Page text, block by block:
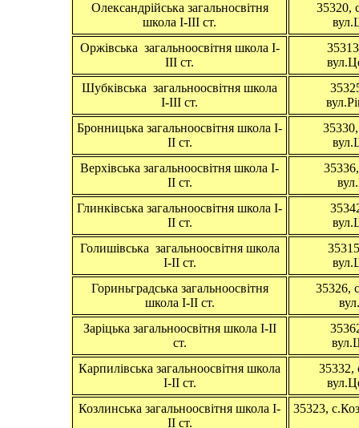
Олександрійська загальносвітня
школа І-ІІІ ст.
35320,
Оржівська загальноосвітня школа І-
ІІІ ст.
Шубківська загальноосвітня школа
І-ІІІ ст.
Бронницька загальноосвітня школа І-
ІІ ст.
Верхівська загальноосвітня школа І-
ІІ ст.
Глинківська загальноосвітня школа І-
ІІ ст.
Голишівська загальноосвітня школа
І-ІІ ст.
Гориньградська загальноосвітня
школа І-ІІ ст.
35326,
Заріцька загальноосвітня школа І-ІІ
ст.
Карпилівська загальноосвітня школа
І-ІІ ст.
35332,
Козлинська загальноосвітня школа І-
ІІ ст.
35323,